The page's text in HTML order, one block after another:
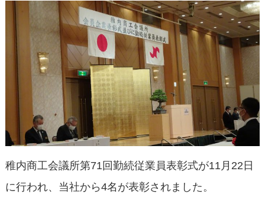
稚内商工会議所第71回勤続従業員表彰式が11月22日
に行われ、当社から4名が表彰されました。